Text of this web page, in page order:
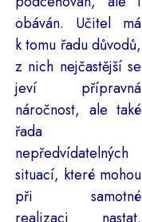
obáván. Učitel má
k tomu řadu důvodů,
z nich nejčastější se
jeví přípravná
náročnost, ale také
řada
nepředvídatelných
situací, které mohou
při samotné